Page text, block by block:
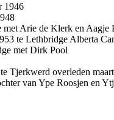
1946
Arie de Klerk en Aagje
te Lethbridge Alberta
met Dirk Pool
Tjerkwerd overleden
van Ype Roosjen en